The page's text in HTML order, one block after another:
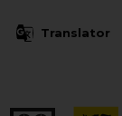
Translator